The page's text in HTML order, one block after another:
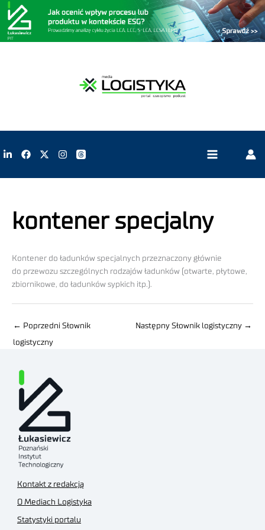
kontener specjalny
Kontener do ładunków specjalnych przeznaczony głównie
do przewozu szczególnych rodzajów ładunków (otwarte, płytowe,
zbiornikowe, do ładunków sypkich itp.).
← Poprzedni Słownik
logistyczny
Następny Słownik logistyczny →
Kontakt z redakcją
O Mediach Logistyka
Statystyki portalu